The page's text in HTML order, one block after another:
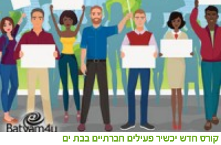
קורס חדש יכשיר פעילים חברתיים בבת ים